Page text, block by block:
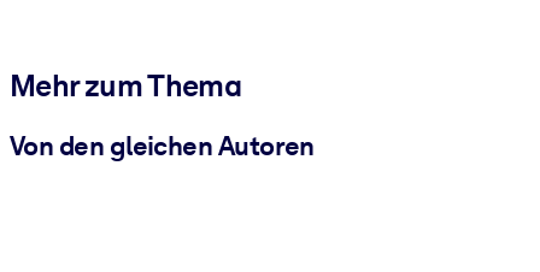
Mehr zum Thema
Von den gleichen Autoren